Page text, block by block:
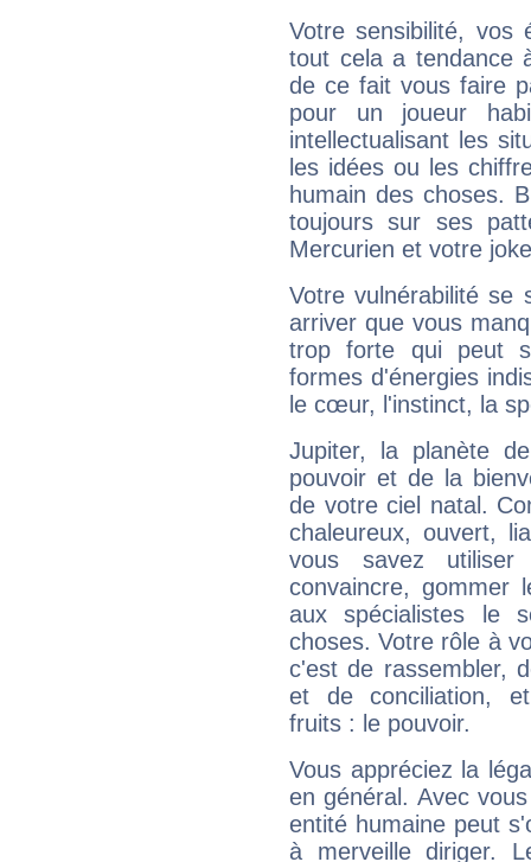
Votre sensibilité,
tout cela a tendance
de ce fait vous faire
pour un joueur
intellectualisant les
les idées ou les
humain des choses.
toujours sur ses
Mercurien et votre
Votre vulnérabilité se
arriver que vous
trop forte qui peut
formes d'énergies
le cœur, l'instinct, la
Jupiter, la planète
pouvoir et de la
de votre ciel natal.
chaleureux, ouvert,
vous savez
convaincre, gommer
aux spécialistes le
choses. Votre rôle à
c'est de rassembler,
et de conciliation,
fruits : le pouvoir.
Vous appréciez la
en général. Avec
entité humaine peut
à merveille diriger.